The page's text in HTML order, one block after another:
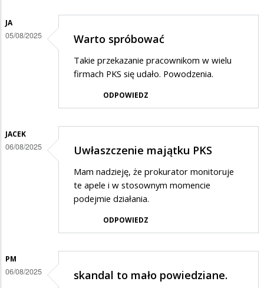
JA
05/08/2025 Warto spróbować
Takie przekazanie pracownikom w wielu
firmach PKS się udało. Powodzenia.
ODPOWIEDZ
JACEK
06/08/2025 Uwłaszczenie majątku PKS
Mam nadzieję, że prokurator monitoruje
te apele i w stosownym momencie
podejmie działania.
ODPOWIEDZ
PM
06/08/2025 skandal to mało powiedziane.